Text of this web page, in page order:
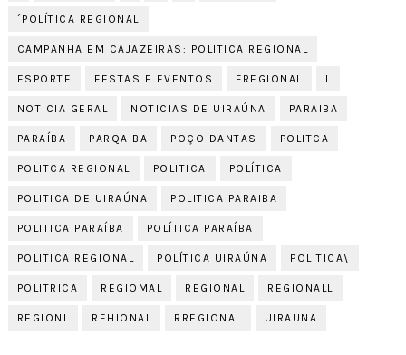
´POLÍTICA REGIONAL
CAMPANHA EM CAJAZEIRAS: POLITICA REGIONAL
ESPORTE FESTAS E EVENTOS FREGIONAL L
NOTICIA GERAL NOTICIAS DE UIRAÚNA PARAIBA
PARAÍBA PARQAIBA POÇO DANTAS POLITCA
POLITCA REGIONAL POLITICA POLÍTICA
POLITICA DE UIRAÚNA POLITICA PARAIBA
POLITICA PARAÍBA POLÍTICA PARAÍBA
POLITICA REGIONAL POLÍTICA UIRAÚNA POLITICA\
POLITRICA REGIOMAL REGIONAL REGIONALL
REGIONL REHIONAL RREGIONAL UIRAUNA